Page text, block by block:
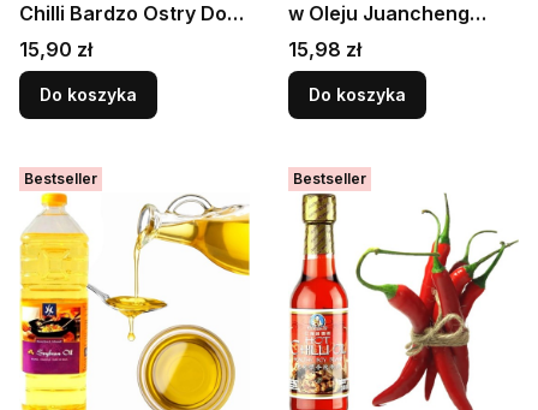
Chilli Bardzo Ostry Do
Smażenia Na Woku
150ml SUREE
Cena
15,90 zł
Do koszyka
w Oleju Juancheng
Doubanjiang 500g
PIXIAN
Cena
15,98 zł
Do koszyka
Bestseller Bestseller